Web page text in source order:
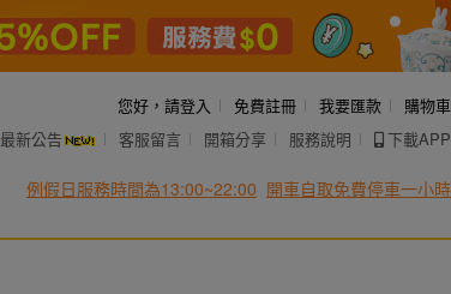
您好， 請登入 免費註冊 我要匯款
購物車
最新公告 客服留言 開箱分享 服務說明 下載APP
例假日服務時間為13:00~22:00 開車自取免費停車一小時